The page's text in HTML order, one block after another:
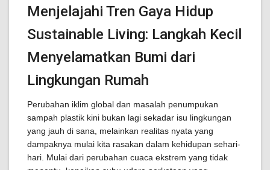
Menjelajahi Tren Gaya Hidup
Sustainable Living: Langkah Kecil
Menyelamatkan Bumi dari
Lingkungan Rumah
Perubahan iklim global dan masalah penumpukan
sampah plastik kini bukan lagi sekadar isu lingkungan
yang jauh di sana, melainkan realitas nyata yang
dampaknya mulai kita rasakan dalam kehidupan sehari-
hari. Mulai dari perubahan cuaca ekstrem yang tidak